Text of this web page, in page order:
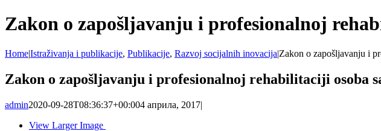
Zakon o zapošljavanju i profesionalnoj
Home|Istraživanja i publikacije, Publikacije, Razvoj socijalnih inovacija|Zakon o zapošljavanju i
Zakon o zapošljavanju i profesionalnoj rehabilitaciji osoba
admin2020-09-28T08:36:37+00:004 априла, 2017|
View Larger Image